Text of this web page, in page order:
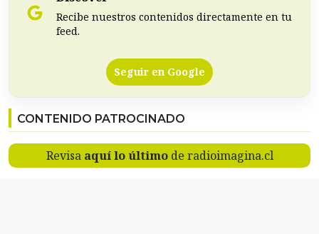
Recibe nuestros contenidos directamente en tu
feed.
Seguir en Google
CONTENIDO PATROCINADO
Revisa aquí lo últimode radioimagina.cl